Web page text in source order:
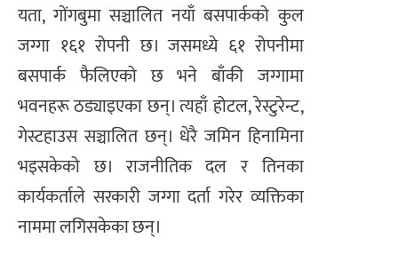
यता, गोंगबुमा सञ्चालित नयाँ बसपार्कको कुल
जग्गा १६१ रोपनी छ। जसमध्ये ६१ रोपनीमा
बसपार्क फैलिएको छ भने बाँकी जग्गामा
भवनहरू ठड्याइएका छन्। त्यहाँ होटल, रेस्टुरेन्ट,
गेस्टहाउस सञ्चालित छन्। धेरै जमिन हिनामिना
भइसकेको छ। राजनीतिक दल र तिनका
कार्यकर्ताले सरकारी जग्गा दर्ता गरेर व्यक्तिका
नाममा लगिसकेका छन्।